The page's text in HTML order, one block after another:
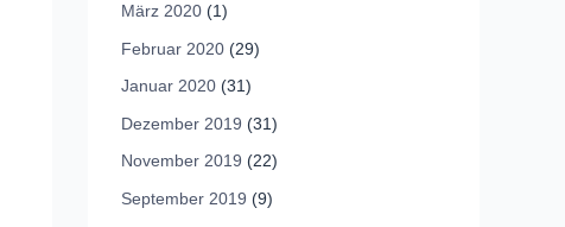
März 2020 (1)
Februar 2020 (29)
Januar 2020 (31)
Dezember 2019 (31)
November 2019 (22)
September 2019 (9)